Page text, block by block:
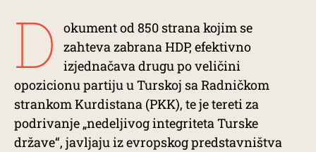
D
okument od 850 strana kojim se
zahteva zabrana HDP, efektivno
izjednačava drugu po veličini
opozicionu partiju u Turskoj sa Radničkom
strankom Kurdistana (PKK), te je tereti za
podrivanje „nedeljivog integriteta Turske
države“, javljaju iz evropskog predstavništva